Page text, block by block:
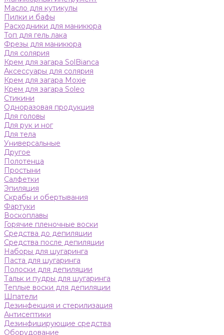
Масло для кутикулы
Пилки и бафы
Расходники для маникюра
Топ для гель лака
Фрезы для маникюра
Для солярия
Крем для загара SolBianca
Аксессуары для солярия
Крем для загара Moxie
Крем для загара Soleo
Стикини
Одноразовая продукция
Для головы
Для рук и ног
Для тела
Универсальные
Другое
Полотенца
Простыни
Салфетки
Эпиляция
Скрабы и обертывания
Фартуки
Воскоплавы
Горячие пленочные воски
Средства до депиляции
Средства после депиляции
Наборы для шугаринга
Паста для шугаринга
Полоски для депиляции
Тальк и пудры для шугаринга
Теплые воски для депиляции
Шпатели
Дезинфекция и стерилизация
Антисептики
Дезинфицирующие средства
Оборудование